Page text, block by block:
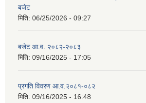
बजेट
मिति: 06/25/2026 - 09:27
बजेट आ.व. २०८२-२०८३
मिति: 09/16/2025 - 17:05
प्रगति विवरण आ.व.२०८१-०८२
मिति: 09/16/2025 - 16:48